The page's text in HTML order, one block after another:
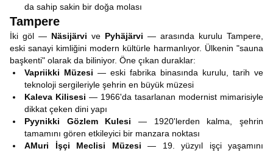
da sahip sakin bir doğa molası
Tampere
İki göl — Näsijärvi ve Pyhäjärvi — arasında kurulu Tampere,
eski sanayi kimliğini modern kültürle harmanlıyor. Ülkenin "sauna
başkenti" olarak da biliniyor. Öne çıkan duraklar:
Vapriikki Müzesi — eski fabrika binasında kurulu, tarih ve
teknoloji sergileriyle şehrin en büyük müzesi
Kaleva Kilisesi — 1966'da tasarlanan modernist mimarisiyle
dikkat çeken dini yapı
Pyynikki Gözlem Kulesi — 1920'lerden kalma, şehrin
tamamını gören etkileyici bir manzara noktası
AMuri İşçi Meclisi Müzesi — 19. yüzyıl işçi yaşamını